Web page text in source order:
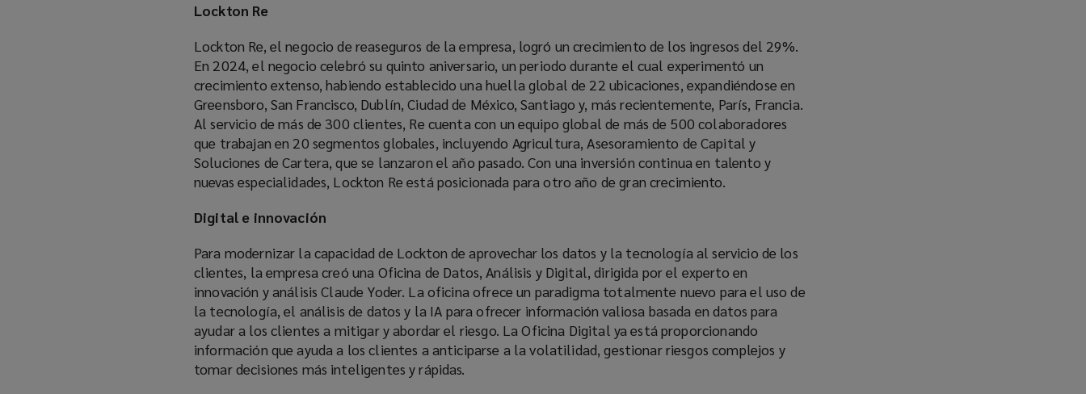
Lockton Re
Lockton Re, el negocio de reaseguros de la empresa, logró un crecimiento de los ingresos del 29%.
En 2024, el negocio celebró su quinto aniversario, un periodo durante el cual experimentó un
crecimiento extenso, habiendo establecido una huella global de 22 ubicaciones, expandiéndose en
Greensboro, San Francisco, Dublín, Ciudad de México, Santiago y, más recientemente, París, Francia.
Al servicio de más de 300 clientes, Re cuenta con un equipo global de más de 500 colaboradores
que trabajan en 20 segmentos globales, incluyendo Agricultura, Asesoramiento de Capital y
Soluciones de Cartera, que se lanzaron el año pasado. Con una inversión continua en talento y
nuevas especialidades, Lockton Re está posicionada para otro año de gran crecimiento.
Digital e innovación
Para modernizar la capacidad de Lockton de aprovechar los datos y la tecnología al servicio de los
clientes, la empresa creó una Oficina de Datos, Análisis y Digital, dirigida por el experto en
innovación y análisis Claude Yoder. La oficina ofrece un paradigma totalmente nuevo para el uso de
la tecnología, el análisis de datos y la IA para ofrecer información valiosa basada en datos para
ayudar a los clientes a mitigar y abordar el riesgo. La Oficina Digital ya está proporcionando
información que ayuda a los clientes a anticiparse a la volatilidad, gestionar riesgos complejos y
tomar decisiones más inteligentes y rápidas.